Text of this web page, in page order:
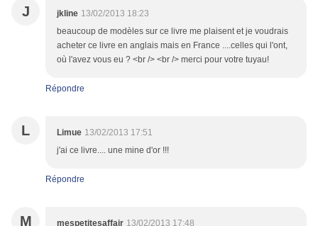
J jkline 13/02/2013 18:23
beaucoup de modèles sur ce livre me plaisent et je voudrais
acheter ce livre en anglais mais en France ....celles qui l'ont,
où l'avez vous eu ? <br /> <br /> merci pour votre tuyau!
Répondre
L Limue 13/02/2013 17:51
j'ai ce livre.... une mine d'or !!!
Répondre
M mespetitesaffair 13/02/2013 17:48